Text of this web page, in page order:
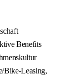
Benefits
Bike-Leasing,